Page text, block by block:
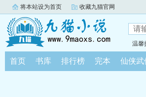
将本站设为首页 收藏九猫官网
温馨
首页 书库 排行榜 完本 仙侠武